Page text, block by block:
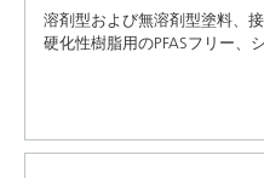
溶剤型および無溶剤型塗料、
硬化性樹脂用のPFASフリー、